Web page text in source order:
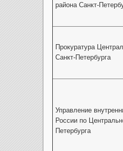
района Санкт-
Прокуратура
Санкт-Петербурга
Управление
России по
Петербурга